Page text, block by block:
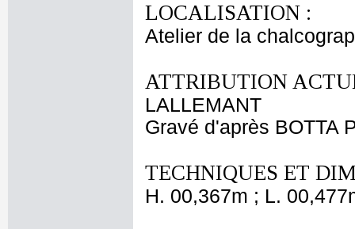
LOCALISATION :
Atelier de la
ATTRIBUTION
LALLEMANT
Gravé d'après BOTTA
TECHNIQUES ET
H. 00,367m ; L.